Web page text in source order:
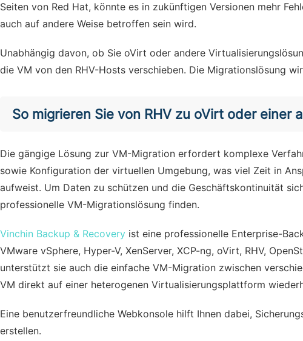
Seiten von Red Hat, könnte es in zukünftigen Versionen mehr
auch auf andere Weise betroffen sein wird.
Unabhängig davon, ob Sie oVirt oder andere
die VM von den RHV-Hosts verschieben. Die Migrationslösung
So migrieren Sie von RHV zu oVirt oder
Die gängige Lösung zur VM-Migration erfordert komplexe
sowie Konfiguration der virtuellen Umgebung, was viel Zeit in
aufweist. Um Daten zu schützen und die Geschäftskontinuität
professionelle VM-Migrationslösung finden.
Vinchin Backup & Recovery ist eine professionelle Enterprise-
VMware vSphere, Hyper-V, XenServer, XCP-ng, oVirt, RHV,
unterstützt sie auch die einfache VM-Migration zwischen
VM direkt auf einer heterogenen Virtualisierungsplattform
Eine benutzerfreundliche Webkonsole hilft Ihnen dabei,
erstellen.